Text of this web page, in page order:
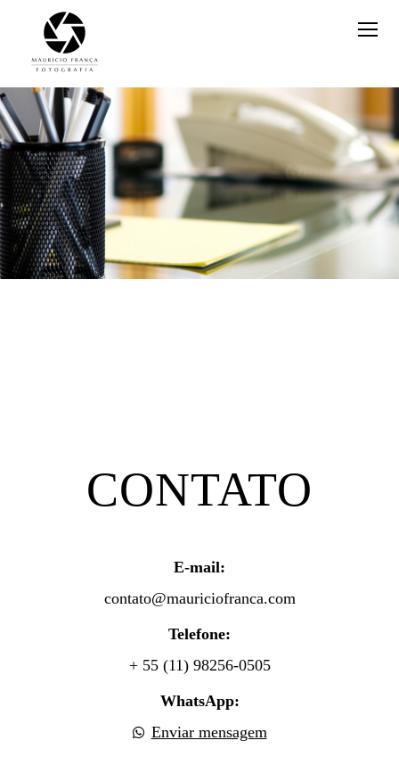
CONTATO
E-mail:
contato@mauriciofranca.com
Telefone:
+ 55 (11) 98256-0505
WhatsApp:
Enviar mensagem